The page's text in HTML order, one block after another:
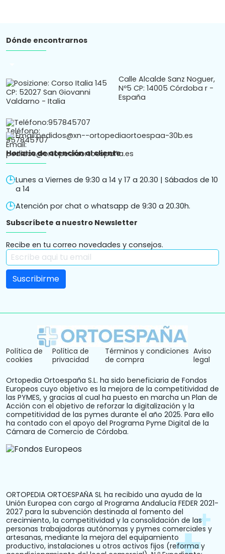
Dónde encontrarnos
Calle Alcalde Sanz Noguer,
Nº5 CP: 14005 Córdoba r -
España
Teléfono:957845707
Email:pedidos@xn--ortopediaortoespaa-30b.es
Horario de atención al cliente
Lunes a Viernes de 9:30 a 14 y 17 a 20.30 | Sábados de 10
a 14
Atención por chat o whatsapp de 9:30 a 20.30h.
Subscríbete a nuestro Newsletter
Recibe en tu correo novedades y consejos.
Política de
cookies
Política de
privacidad
Términos y condiciones
de compra
Aviso
legal
Ortopedia Ortoespaña S.L. ha sido beneficiaria de Fondos
Europeos cuyo objetivo es la mejora de la competitividad de
las PYMES, y gracias al cual ha puesto en marcha un Plan de
Acción con el objetivo de reforzar la digitalización y la
competitividad de las pymes durante el año 2025. Para ello
ha contado con el apoyo del Programa Pyme Digital de la
Cámara de Comercio de Córdoba.
ORTOPEDIA ORTOESPAÑA SL ha recibido una ayuda de la
Unión Europea con cargo al Programa Andalucía FEDER 2021-
2027 para la subvención destinada al fomento del
crecimiento, la competitividad y la consolidación de las
personas trabajadoras autónomas y pymes comerciales y
artesanas, mediante la mejora del equipamiento
productivo, instalaciones u otros activos fijos (reforma y